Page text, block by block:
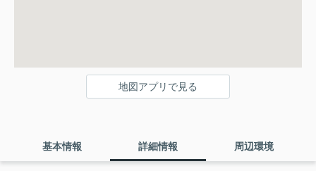
地図アプリで見る
基本情報 詳細情報 周辺環境